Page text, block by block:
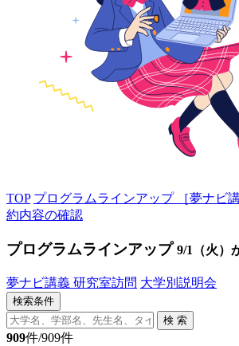
TOP プログラムラインアップ ［夢ナビ
約内容の確認
プログラムラインアップ 9/1（火）
夢ナビ講義 研究室訪問 大学別説明会
検索条件
検 索
909件/909件